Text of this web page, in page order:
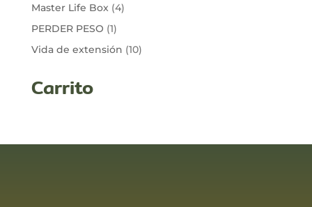
Master Life Box 44
PERDER PESO 11
producto
Vida de extensión 1010
Carrito